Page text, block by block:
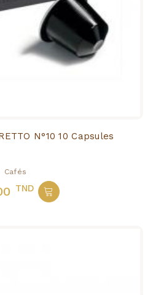
N°10 10 Capsules
Cafés
TND